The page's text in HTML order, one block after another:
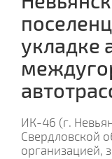
укладке
ИК-46 (г.
Свердловской
организацией,